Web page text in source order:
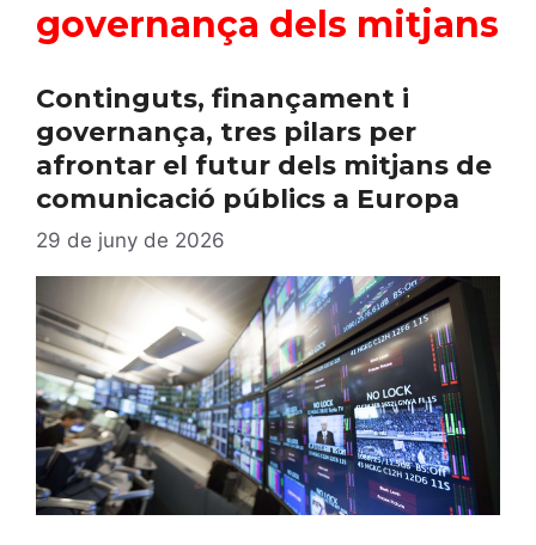
governança dels mitjans
Continguts, finançament i
governança, tres pilars per
afrontar el futur dels mitjans de
comunicació públics a Europa
29 de juny de 2026